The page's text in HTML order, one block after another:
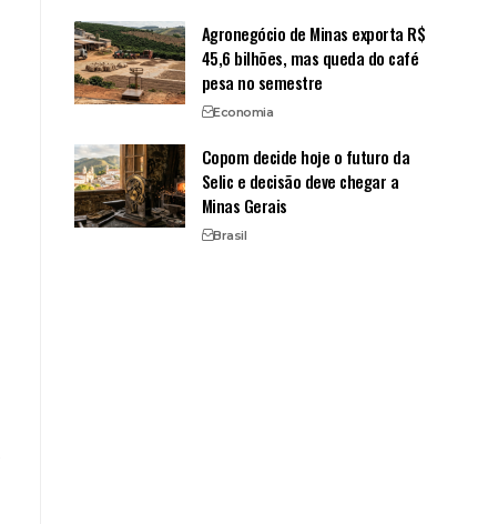
Agronegócio de Minas exporta R$
45,6 bilhões, mas queda do café
pesa no semestre
Economia
Copom decide hoje o futuro da
Selic e decisão deve chegar a
Minas Gerais
Brasil